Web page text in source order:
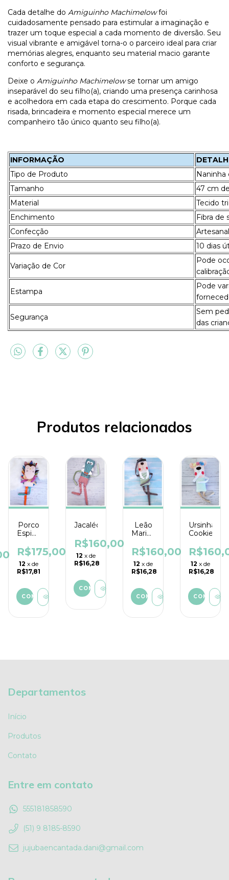
Cada detalhe do Amiguinho Machimelowfoi
cuidadosamente pensado para estimular a imaginação e
trazer um toque especial a cada momento de diversão. Seu
visual vibrante e amigável torna-o o parceiro ideal para criar
memórias alegres, enquanto seu material macio garante
conforto e segurança.
Deixe o Amiguinho Machimelowse tornar um amigo
inseparável do seu filho(a), criando uma presença carinhosa
e acolhedora em cada etapa do crescimento. Porque cada
risada, brincadeira e momento especial merece um
companheiro tão único quanto seu filho(a).
INFORMAÇÃO
Tipo de Produto
Naninha
Tamanho
47 cm
Material
Tecido
Enchimento
Fibra de
Confecção
Prazo de Envio
10 dias
Variação de Cor
Pode
Estampa
Pode
Segurança
Sem
das
Produtos relacionados
Porco
Espinho
R$175,00
12 x de
R$17,81
Jacaléo
R$160,00
12 x de
R$16,28
Leão
Marinho
R$160,00
12 x de
R$16,28
Ursinha
Cookie
12 x de
R$16,28
Departamentos
Início
Produtos
Contato
Entre em contato
555181858590
(51) 9 8185-8590
jujubaencantada.dani@gmail.com